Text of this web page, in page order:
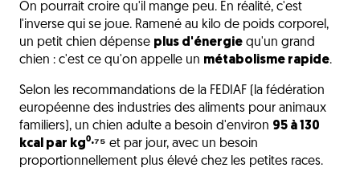
On pourrait croire qu'il mange peu. En réalité, c'est
l'inverse qui se joue. Ramené au kilo de poids corporel,
un petit chien dépense plus d'énergie qu'un grand
chien : c'est ce qu'on appelle un métabolisme rapide.
Selon les recommandations de la FEDIAF (la fédération
européenne des industries des aliments pour animaux
familiers), un chien adulte a besoin d'environ 95 à 130
kcal par kg⁰·⁷⁵ et par jour, avec un besoin
proportionnellement plus élevé chez les petites races.